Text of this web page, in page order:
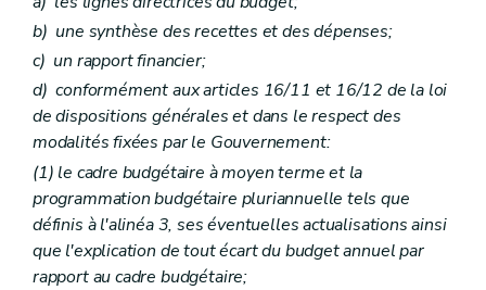
b) une synthèse des recettes et des dépenses;
c) un rapport financier;
d) conformément aux articles 16/11 et 16/12 de la loi
de dispositions générales et dans le respect des
modalités fixées par le Gouvernement:
(1) le cadre budgétaire à moyen terme et la
programmation budgétaire pluriannuelle tels que
définis à l'alinéa 3, ses éventuelles actualisations ainsi
que l'explication de tout écart du budget annuel par
rapport au cadre budgétaire;